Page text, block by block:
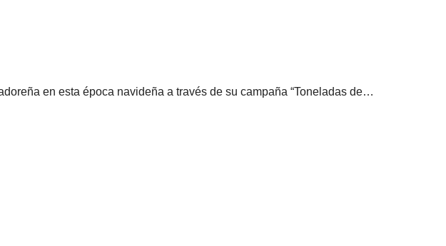
en esta época navideña a través de su campaña “Toneladas de…